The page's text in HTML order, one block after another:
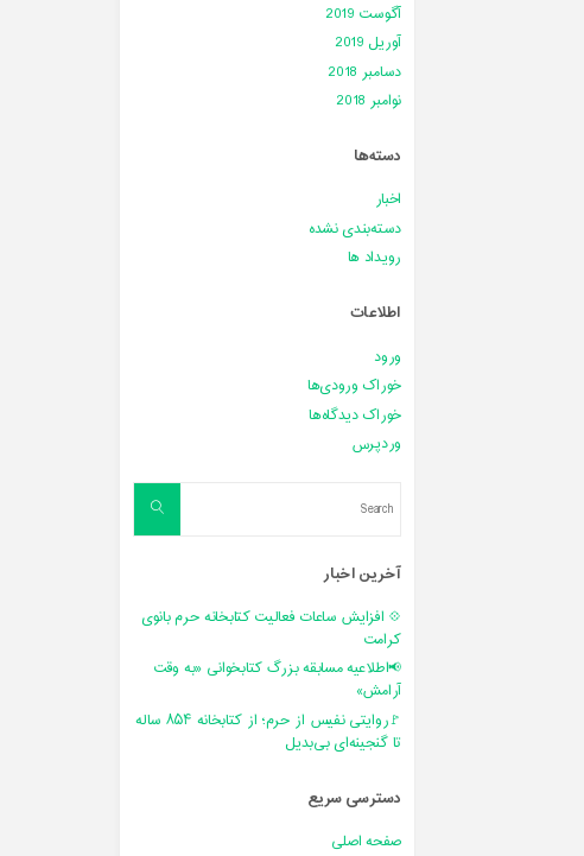
آگوست 2019
آوریل 2019
دسامبر 2018
نوامبر 2018
دسته‌ها
اخبار
دسته‌بندی نشده
رویداد ها
اطلاعات
ورود
خوراک ورودی‌ها
خوراک دیدگاه‌ها
وردپرس
Search
آخرین اخبار
💠 افزایش ساعات فعالیت کتابخانه حرم بانوی
کرامت
📢اطلاعیه مسابقه بزرگ کتابخوانی «به وقت
آرامش»
🚩روایتی نفیس از حرم؛ از کتابخانه ۸۵۴ ساله
تا گنجینه‌ای بی‌بدیل
دسترسی سریع
صفحه اصلی